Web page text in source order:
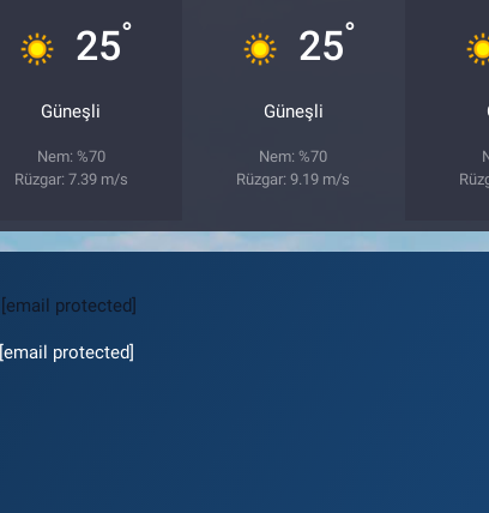
25°
Güneşli
Nem: %70
Rüzgar: 7.39 m/s
25°
Güneşli
Nem: %70
Rüzgar: 9.19 m/s
[email protected]
[email protected]